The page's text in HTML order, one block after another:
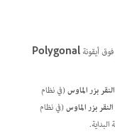
أيقونةPolygonal
(في نظام
(في نظام